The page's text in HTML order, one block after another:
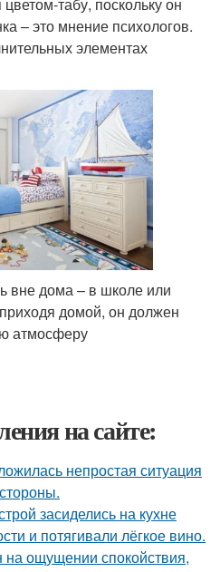
– это мнение психологов.
элементах
вне дома – в школе или
домой, он должен
атмосферу
на сайте:
непростая ситуация
засиделись на кухне
и потягивали лёгкое вино.
на ощущении спокойствия,